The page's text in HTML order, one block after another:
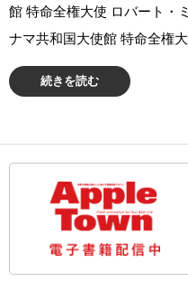
館 特命全権大使 ロバート・
ナマ共和国大使館 特命全権
続きを読む